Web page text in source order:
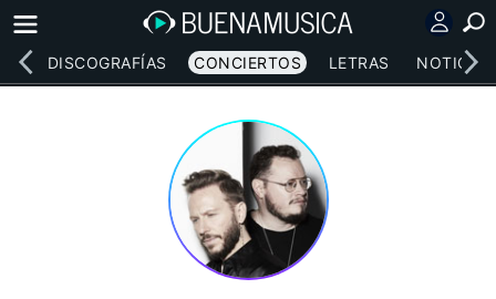
DISCOGRAFÍAS CONCIERTOS LETRAS NOTICIAS